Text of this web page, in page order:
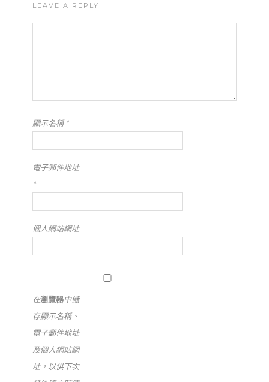
LEAVE A REPLY
顯示名稱*
電子郵件地址
*
個人網站網址
在瀏覽器中儲
存顯示名稱、
電子郵件地址
及個人網站網
址，以供下次